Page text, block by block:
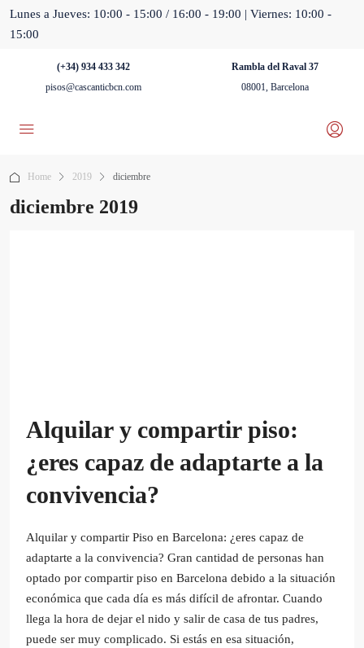
Lunes a Jueves: 10:00 - 15:00 / 16:00 - 19:00 | Viernes: 10:00 -
15:00
(+34) 934 433 342
pisos@cascanticbcn.com
Rambla del Raval 37
08001, Barcelona
Home 2019 diciembre
diciembre 2019
Alquilar y compartir piso:
¿eres capaz de adaptarte a la
convivencia?
Alquilar y compartir Piso en Barcelona: ¿eres capaz de
adaptarte a la convivencia? Gran cantidad de personas han
optado por compartir piso en Barcelona debido a la situación
económica que cada día es más difícil de afrontar. Cuando
llega la hora de dejar el nido y salir de casa de tus padres,
puede ser muy complicado. Si estás en esa situación,